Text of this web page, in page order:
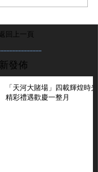
回上一頁
發佈
「天河大賭場」四載輝煌時光
精彩禮遇歡慶一整月